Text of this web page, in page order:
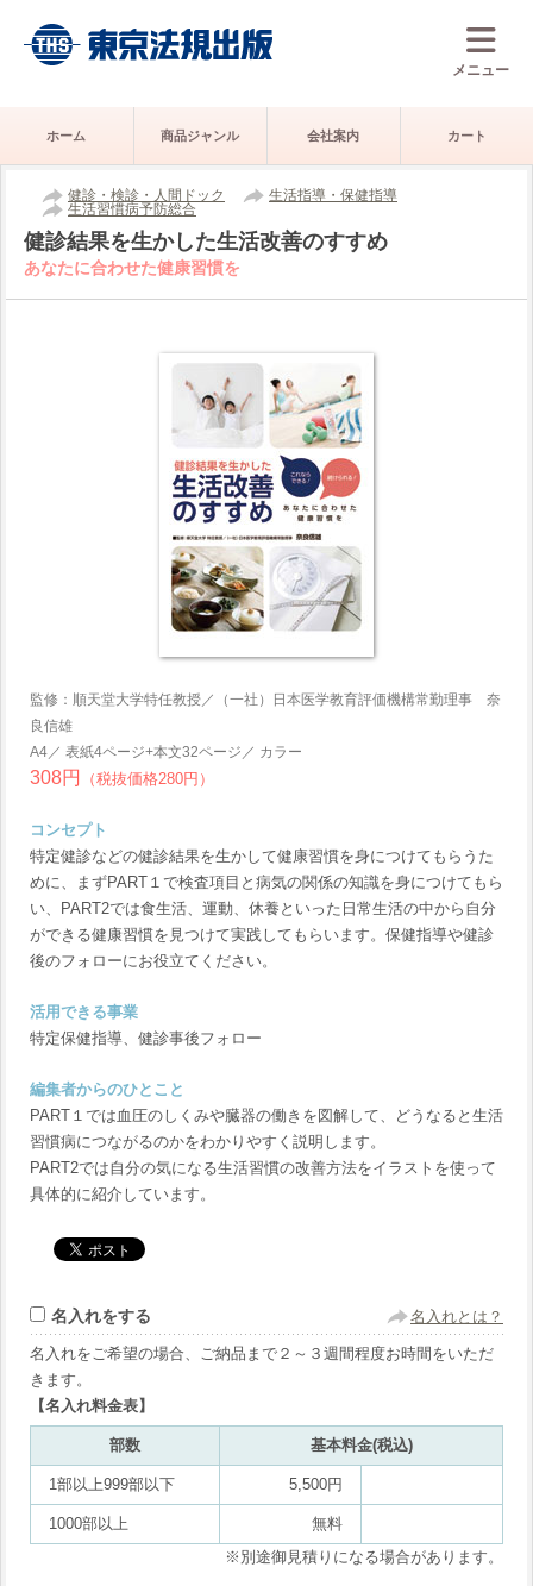
メニュー
ホーム 商品ジャンル 会社案内 カート
健診・検診・人間ドック
生活指導・保健指導
生活習慣病予防総合
健診結果を生かした生活改善のすすめ
あなたに合わせた健康習慣を
監修：順天堂大学特任教授／（一社）日本医学教育評価機構常勤理事 奈
良信雄
A4／ 表紙4ページ+本文32ページ／ カラー
308円 （税抜価格280円）
コンセプト
特定健診などの健診結果を生かして健康習慣を身につけてもらうた
めに、まずPART１で検査項目と病気の関係の知識を身につけてもら
い、PART2では食生活、運動、休養といった日常生活の中から自分
ができる健康習慣を見つけて実践してもらいます。保健指導や健診
後のフォローにお役立てください。
活用できる事業
特定保健指導、健診事後フォロー
編集者からのひとこと
PART１では血圧のしくみや臓器の働きを図解して、どうなると生活
習慣病につながるのかをわかりやすく説明します。
PART2では自分の気になる生活習慣の改善方法をイラストを使って
具体的に紹介しています。
名入れをする 名入れとは？
名入れをご希望の場合、ご納品まで２～３週間程度お時間をいただ
きます。
【名入れ料金表】
部数 基本料金(税込)
1部以上999部以下 5,500円
1000部以上
無料
※別途御見積りになる場合があります。